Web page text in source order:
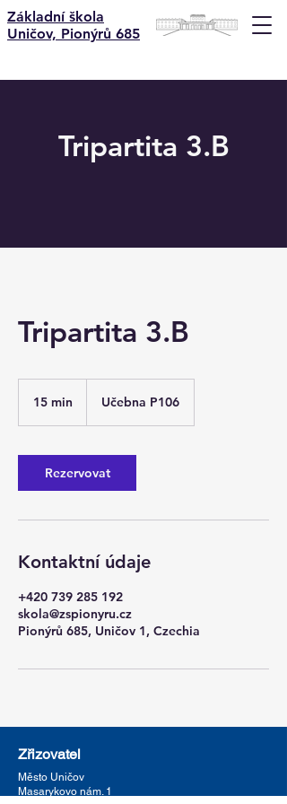
Základní škola
Uničov, Pionýrů 685
Tripartita 3.B
Tripartita 3.B
15 min
i
n
Učebna P106
Rezervovat
Kontaktní údaje
+420 739 285 192
skola@zspionyru.cz
Pionýrů 685, Uničov 1, Czechia
Zřizovatel
Město Uničov
Masarykovo nám. 1